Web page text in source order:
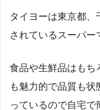
タイヨーは東京都
されているスーパー
食品や生鮮品はもち
も魅力的で品質も
っているので自宅で